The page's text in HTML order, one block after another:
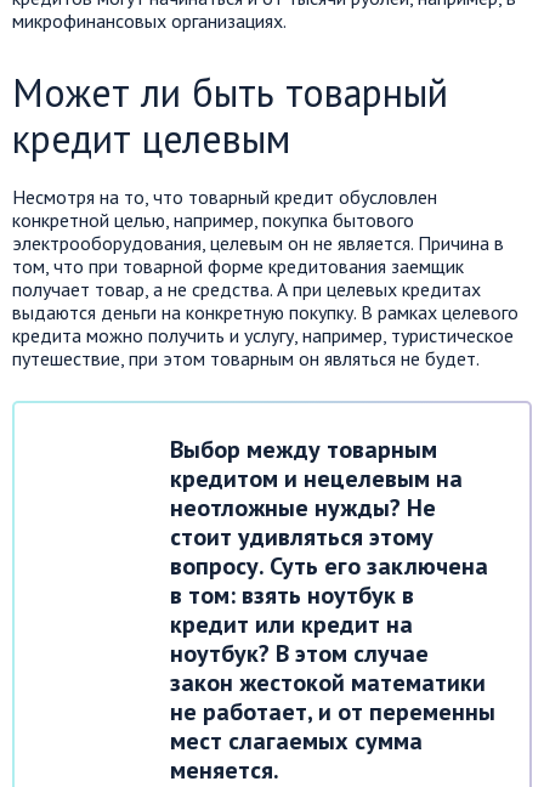
микрофинансовых организациях.
Может ли быть товарный
кредит целевым
Несмотря на то, что товарный кредит обусловлен
конкретной целью, например, покупка бытового
электрооборудования, целевым он не является. Причина в
том, что при товарной форме кредитования заемщик
получает товар, а не средства. А при целевых кредитах
выдаются деньги на конкретную покупку. В рамках целевого
кредита можно получить и услугу, например, туристическое
путешествие, при этом товарным он являться не будет.
Выбор между товарным
кредитом и нецелевым на
неотложные нужды? Не
стоит удивляться этому
вопросу. Суть его заключена
в том: взять ноутбук в
кредит или кредит на
ноутбук? В этом случае
закон жестокой математики
не работает, и от переменны
мест слагаемых сумма
меняется.